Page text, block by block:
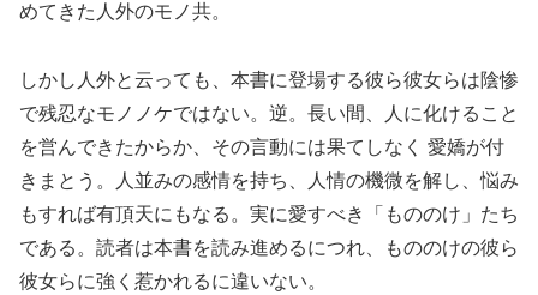
めてきた人外のモノ共。
しかし人外と云っても、本書に登場する彼ら彼女らは陰惨
で残忍なモノノケではない。逆。長い間、人に化けること
を営んできたからか、その言動には果てしなく 愛嬌が付
きまとう。人並みの感情を持ち、人情の機微を解し、悩み
もすれば有頂天にもなる。実に愛すべき「もののけ」たち
である。読者は本書を読み進めるにつれ、もののけの彼ら
彼女らに強く惹かれるに違いない。